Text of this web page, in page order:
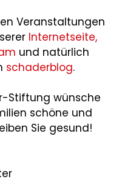
Veranstaltungen
Internetseite,
und natürlich
schaderblog.
Stiftung wünsche
schöne und
Sie gesund!